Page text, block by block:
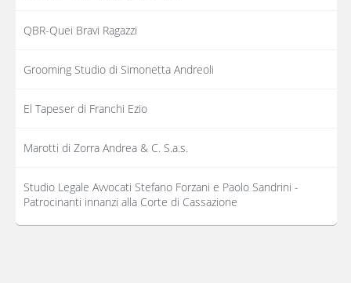
QBR-Quei Bravi Ragazzi
Grooming Studio di Simonetta Andreoli
El Tapeser di Franchi Ezio
Marotti di Zorra Andrea & C. S.a.s.
Studio Legale Avvocati Stefano Forzani e Paolo Sandrini -
Patrocinanti innanzi alla Corte di Cassazione